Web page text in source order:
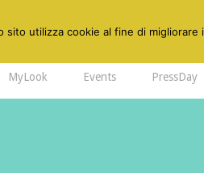
MyLook Events PressDay
sito utilizza cookie al fine di